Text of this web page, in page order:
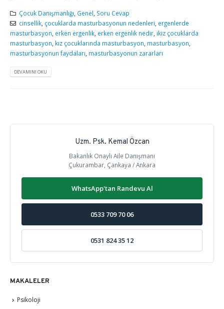
Çocuk Danışmanlığı, Genel, Soru Cevap
cinsellik, çocuklarda masturbasyonun nedenleri, ergenlerde
masturbasyon, erken ergenlik, erken ergenlik nedir, ikiz çocuklarda
masturbasyon, kız çocuklarında masturbasyon, masturbasyon,
masturbasyonun faydaları, masturbasyonun zararları
DEVAMINI OKU
Uzm. Psk. Kemal Özcan
Bakanlık Onaylı Aile Danışmanı
Çukurambar, Çankaya / Ankara
WhatsApp'tan Randevu Al
0533 709 70 06
0531 824 35 12
MAKALELER
Psikoloji